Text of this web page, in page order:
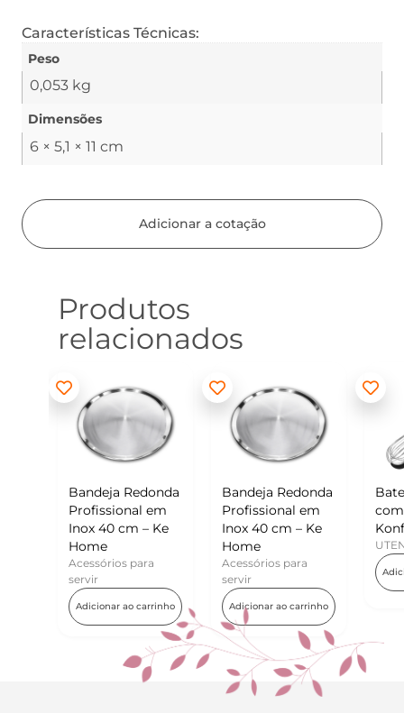
Características Técnicas:
Peso
0,053 kg
Dimensões
6 × 5,1 × 11 cm
Adicionar a cotação
Produtos
relacionados
Bandeja Redonda
Profissional em
Inox 40 cm – Ke
Home
Acessórios para
Adicionar ao carrinho
Batedor de Ovos
com Raspador –
Konfektt
UTENSÍLIOS
Adicionar ao carrinho